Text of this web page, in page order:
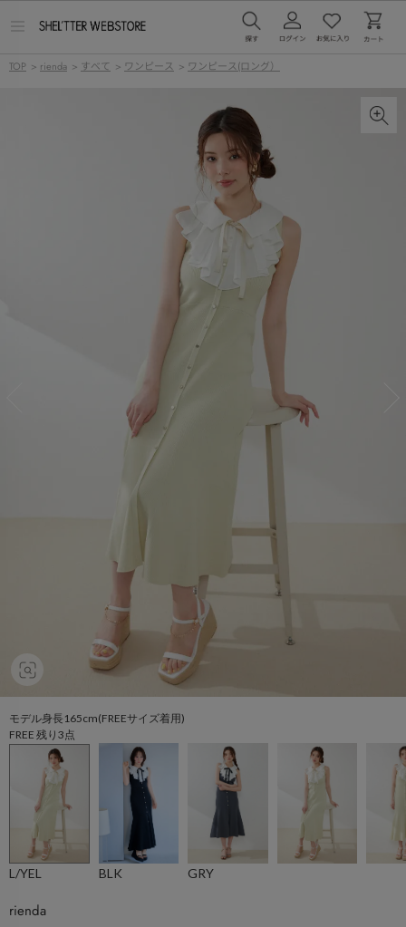
ー
TOP > rienda > すべて > ワンピース > ワンピース(ロング）
モデル身長165cm(FREEサイズ着用)
FREE 残り3点
L/YEL BLK GRY
rienda